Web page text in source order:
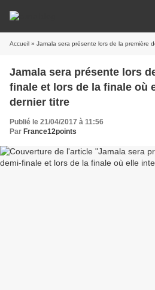
Accueil » Jamala sera présente lors de la première demi-finale et
Jamala sera présente lors
finale et lors de la finale où
dernier titre
Publié le 21/04/2017 à 11:56
Par France12points